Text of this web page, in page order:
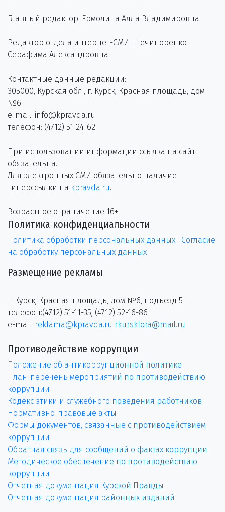
Главный редактор: Ермолина Алла Владимировна.
Редактор отдела интернет-СМИ : Нечипоренко
Серафима Александровна.
Контактные данные редакции:
305000, Курская обл., г. Курск, Красная площадь, дом
№6.
e-mail: info@kpravda.ru
телефон: (4712) 51-24-62
При использовании информации ссылка на сайт
обязательна.
Для электронных СМИ обязательно наличие
гиперссылки на kpravda.ru.
Возрастное ограничение 16+
Политика конфиденциальности
Политика обработки персональных данных
Согласие
на обработку персональных данных
Размещение рекламы
г. Курск, Красная площадь, дом №6, подъезд 5
телефон:(4712) 51-11-35, (4712) 52-16-86
e-mail: reklama@kpravda.ru rkursklora@mail.ru
Противодействие коррупции
Положение об антикоррупционной политике
План-перечень мероприятий по противодействию
коррупции
Кодекс этики и служебного поведения работников
Нормативно-правовые акты
Формы документов, связанные с противодействием
коррупции
Обратная связь для сообщений о фактах коррупции
Методическое обеспечение по противодействию
коррупции
Отчетная документация Курской Правды
Отчетная документация районных изданий